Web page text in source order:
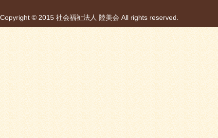
Copyright © 2015 社会福祉法人 陸美会 All rights reserved.